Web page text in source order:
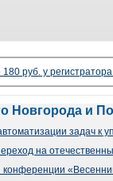
руб. у
Новгорода и
задач к
на